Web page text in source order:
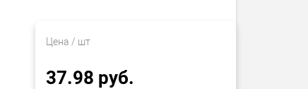
Цена / шт
37.98 руб.